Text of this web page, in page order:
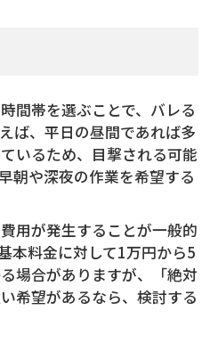
間帯を選ぶことで、バレる
ば、平日の昼間であれば多
いるため、目撃される可能
朝や深夜の作業を希望する
用が発生することが一般的
本料金に対して1万円から5
場合がありますが、「絶対
希望があるなら、検討する